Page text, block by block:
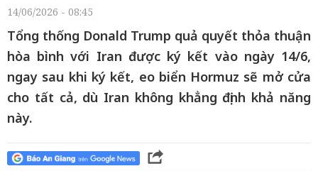
14/06/2026 - 08:45
Tổng thống Donald Trump quả quyết thỏa thuận
hòa bình với Iran được ký kết vào ngày 14/6,
ngay sau khi ký kết, eo biển Hormuz sẽ mở cửa
cho tất cả, dù Iran không khẳng định khả năng
này.